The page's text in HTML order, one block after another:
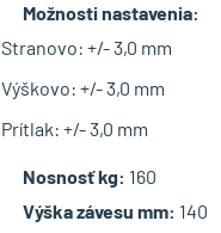
Možnosti nastavenia:
Stranovo: +/- 3,0 mm
Výškovo: +/- 3,0 mm
Prítlak: +/- 3,0 mm
Nosnosť kg: 160
Výška závesu mm: 140